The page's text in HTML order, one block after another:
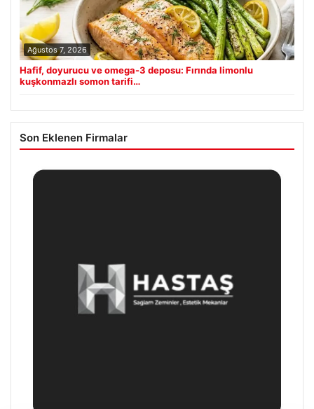
Ağustos 7, 2026
Hafif, doyurucu ve omega-3 deposu: Fırında limonlu
kuşkonmazlı somon tarifi…
Son Eklenen Firmalar